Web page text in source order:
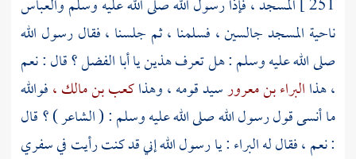
251 ] المسجد ، فإذا رسول الله صلى الله عليه وسلموالعباس
ناحية المسجد جالسين ، فسلمنا ، ثم جلسنا ، فقال رسول الله
صلى الله عليه وسلم : هل تعرف هذين ياأبا الفضل ؟قال : نعم
، هذاالبراء بن معرورسيد قومه ، وهذاكعب بن مالك ،فوالله
ما أنسى قول رسول الله صلى الله عليه وسلم : ( الشاعر ) ؟ قال
: نعم ، فقال لهالبراء: يا رسول الله إني قد كنت رأيت في سفري